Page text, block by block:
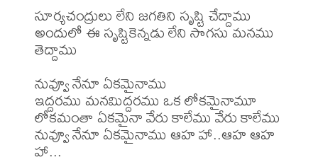
సూర్యచంద్రులు లేని జగతిని సృష్టి చేద్దాము
అందులో ఈ సృష్టికెన్నడు లేని సొగసు మనము
తెద్దాము
నువ్వూ నేనూ ఏకమైనాము
ఇద్దరము మనమిద్దరము ఒక లోకమైనామూ
లోకమంతా ఏకమైనా వేరు కాలేము వేరు కాలేము
నువ్వూ నేనూ ఏకమైనాము ఆహ హా..ఆహ ఆహ
హా...